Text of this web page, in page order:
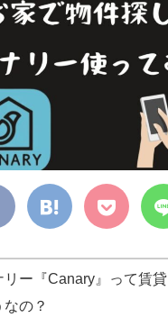
リー『Canary』って賃
なの？